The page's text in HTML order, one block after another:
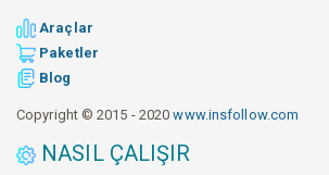
Araçlar
Paketler
Blog
Copyright © 2015 - 2020www.insfollow.com
NASIL ÇALIŞIR